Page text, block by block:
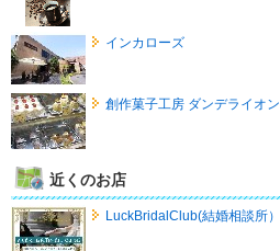
インカローズ
創作菓子工房 ダンデライオン
近くのお店
LuckBridalClub(結婚相談所）